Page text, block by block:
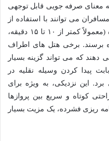
معنای صرفه جویی قابل توجهی
می توانند با استفاده از
تاکسی در مدت زمانی بسیار کوتاه (معمولاً کمتر از ۱۰ تا ۱۵ دقیقه،
برسند. برخی هتل های اطراف
دهند که می تواند گزینه بسیار
پیدا کردن وسیله نقلیه در
این نزدیکی، به ویژه برای
کوتاه و سریع بین پروازها
ریزی فشرده، یک مزیت بسیار